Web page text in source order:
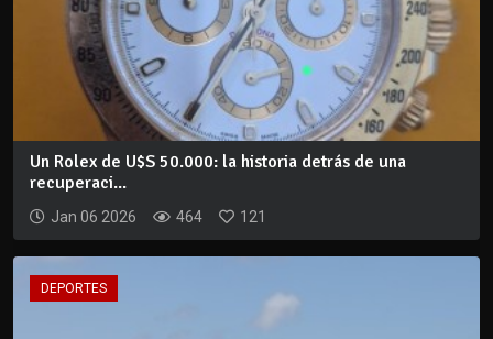
Un Rolex de U$S 50.000: la historia detrás de una
recuperaci...
Jan 06 2026 464 121
DEPORTES